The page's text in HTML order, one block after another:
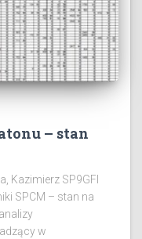
– stan
Kazimierz SP9GFI
SPCM – stan na
w